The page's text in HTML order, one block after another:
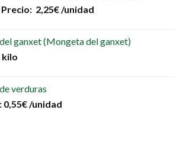
Precio: 2,25€ /unidad
ganxet (Mongeta del ganxet)
kilo
verduras
0,55€ /unidad